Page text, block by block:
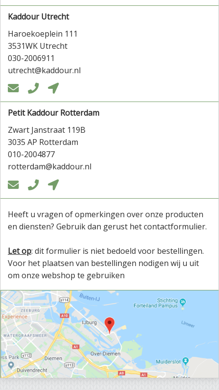
Kaddour Utrecht
Haroekoeplein 111
3531WK Utrecht
030-2006911
utrecht@kaddour.nl
  
Petit Kaddour Rotterdam
Zwart Janstraat 119B
3035 AP Rotterdam
010-2004877
rotterdam@kaddour.nl
  
Heeft u vragen of opmerkingen over onze producten
en diensten? Gebruik dan gerust het contactformulier.
Let op: dit formulier is niet bedoeld voor bestellingen.
Voor het plaatsen van bestellingen nodigen wij u uit
om onze webshop te gebruiken